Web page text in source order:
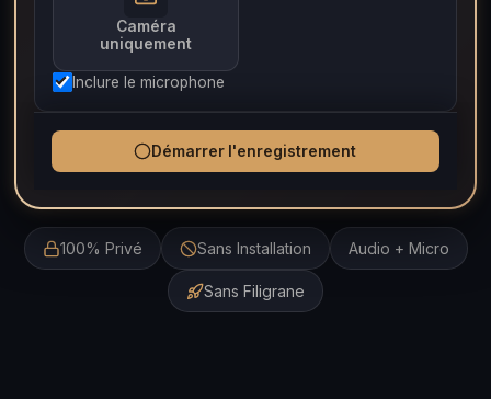
Caméra
uniquement
Inclure le microphone
Démarrer l'enregistrement
100% Privé Sans Installation Audio + Micro
Sans Filigrane